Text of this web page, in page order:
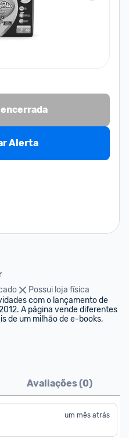
Alerta
Possui loja física
com o lançamento de
A página vende diferentes
de um milhão de e-books,
Avaliações (0)
um mês atrás